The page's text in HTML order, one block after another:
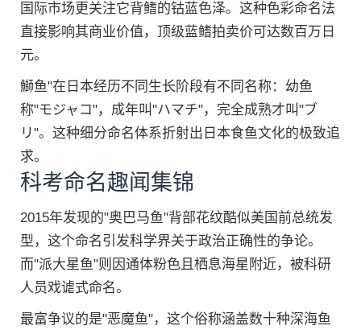
国际市场更关注它背鳍的钴蓝色泽。这种色彩命名法
直接影响其商业价值，顶级蓝鳍拍卖价可达数百万日
元。
鰤鱼"在日本经历不同生长阶段有不同名称：幼鱼
称"モジャコ"，成年叫"ハマチ"，完全成熟才叫"ブ
リ"。这种细分命名体系折射出日本食鱼文化的极致追
求。
科考命名趣闻集锦
2015年发现的"奥巴马鱼"背部花纹酷似美国前总统发
型，这个命名引发科学界关于政治正确性的争论。
而"派大星鱼"则因通体粉色且栖息海星附近，被科研
人员戏谑式命名。
最富争议的是"恶魔鱼"，这个俗称涵盖数十种深海鱼